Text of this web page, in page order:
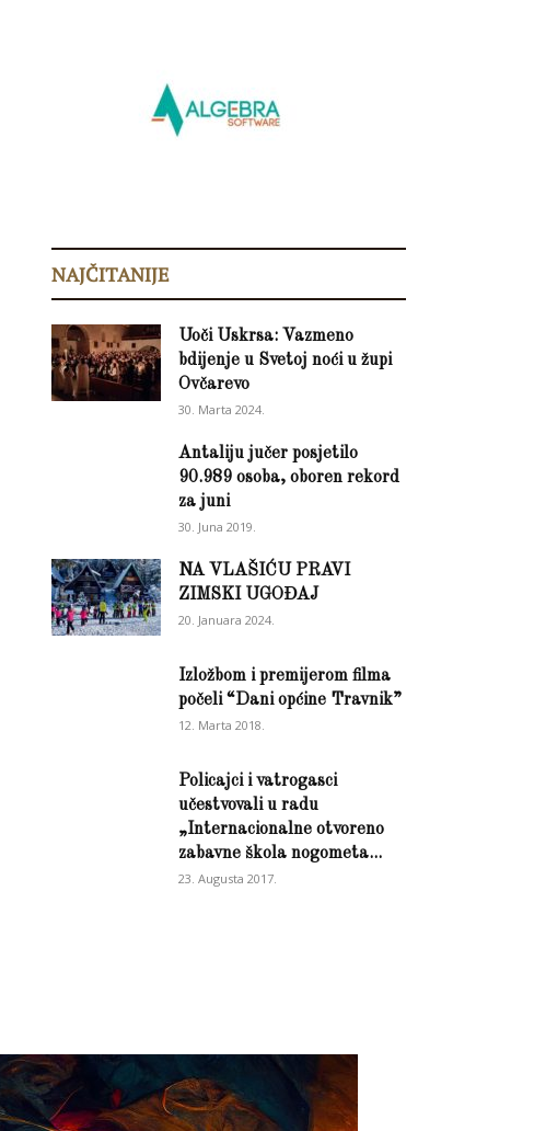
NAJČITANIJE
Uoči Uskrsa: Vazmeno
bdijenje u Svetoj noći u župi
Ovčarevo
30. Marta 2024.
Antaliju jučer posjetilo
90.989 osoba, oboren rekord
za juni
30. Juna 2019.
NA VLAŠIĆU PRAVI
ZIMSKI UGOĐAJ
20. Januara 2024.
Izložbom i premijerom filma
počeli “Dani općine Travnik”
12. Marta 2018.
Policajci i vatrogasci
učestvovali u radu
„Internacionalne otvoreno
zabavne škola nogometa...
23. Augusta 2017.